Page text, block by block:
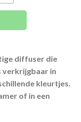
diffuser die
verkrijgbaar in
kleurtjes.
of in een